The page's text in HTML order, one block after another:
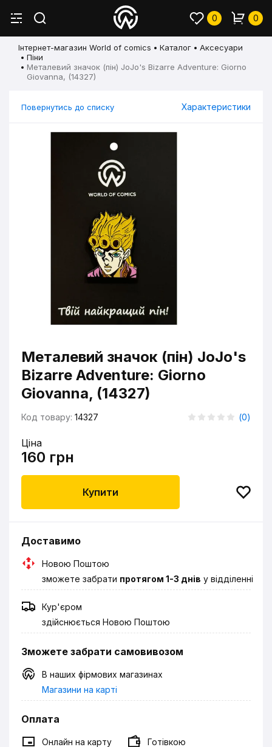
0 0
Інтернет-магазин World of comics Каталог
Аксесуари
Піни
Металевий значок (пін) JoJo's Bizarre Adventure: Giorno
Giovanna, (14327)
Повернутись до списку Характеристики
Металевий значок (пін) JoJo's
Bizarre Adventure: Giorno
Giovanna, (14327)
Код товару: 14327 (0)
Ціна
160 грн
Купити
Доставимо
Новою Поштою
зможете забрати протягом 1-3 днів у відділенні
Кур'єром
здійснюється Новою Поштою
Зможете забрати самовивозом
В наших фірмових магазинах
Магазини на карті
Оплата
Онлайн на карту Готівкою